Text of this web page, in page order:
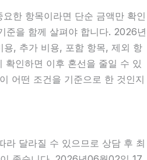
한 항목이라면 단순 금액만 확인
준을 함께 살펴야 합니다. 2026년
, 추가 비용, 포함 항목, 제외 항
확인하면 이후 혼선을 줄일 수 있
어떤 조건을 기준으로 한 것인지
라 달라질 수 있으므로 상담 후 최